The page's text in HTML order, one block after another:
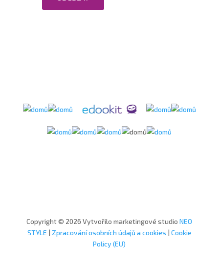
Copyright © 2026 Vytvořilo marketingové studioNEO
STYLE | Zpracování osobních údajů a cookies | Cookie
Policy (EU)